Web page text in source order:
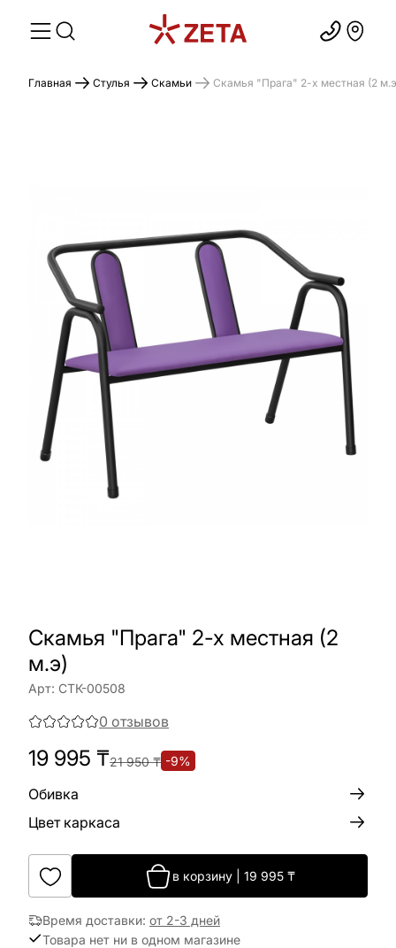
Главная Стулья Скамьи Скамья "Прага" 2-х местная (2
Скамья "Прага" 2-х местная (2
м.э)
Арт: СТК-00508
0 отзывов
19 995 ₸21 950₸ -9%
Обивка
Цвет каркаса
в корзину 19 995 ₸
Время доставки: от 2-3 дней
Товара нет ни в одном магазине